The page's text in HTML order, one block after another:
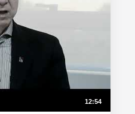
12:54